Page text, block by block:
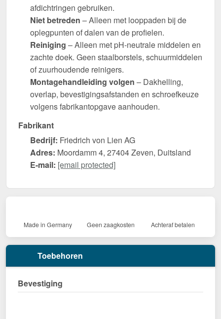
afdichtringen gebruiken.
Niet betreden – Alleen met looppaden bij de
oplegpunten of dalen van de profielen.
Reiniging – Alleen met pH-neutrale middelen en
zachte doek. Geen staalborstels, schuurmiddelen
of zuurhoudende reinigers.
Montagehandleiding volgen – Dakhelling,
overlap, bevestigingsafstanden en schroefkeuze
volgens fabrikantopgave aanhouden.
Fabrikant
Bedrijf: Friedrich von Lien AG
Adres: Moordamm 4, 27404 Zeven, Duitsland
E-mail: [email protected]
Made in Germany Geen zaagkosten Achteraf betalen
Toebehoren
Bevestiging